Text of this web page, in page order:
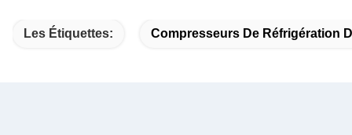
Les Étiquettes: Compresseurs De Réfrigération